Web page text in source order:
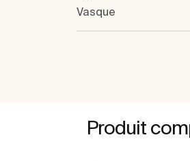
Vasque
Produit